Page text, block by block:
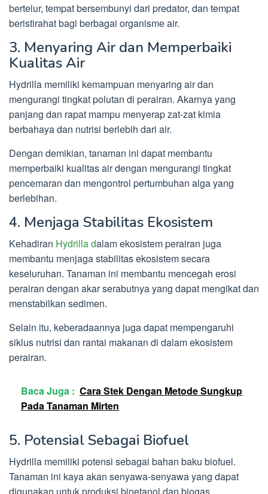
bertelur, tempat bersembunyi dari predator, dan tempat
beristirahat bagi berbagai organisme air.
3. Menyaring Air dan Memperbaiki
Kualitas Air
Hydrilla memiliki kemampuan menyaring air dan
mengurangi tingkat polutan di perairan. Akarnya yang
panjang dan rapat mampu menyerap zat-zat kimia
berbahaya dan nutrisi berlebih dari air.
Dengan demikian, tanaman ini dapat membantu
memperbaiki kualitas air dengan mengurangi tingkat
pencemaran dan mengontrol pertumbuhan alga yang
berlebihan.
4. Menjaga Stabilitas Ekosistem
Kehadiran Hydrilla dalam ekosistem perairan juga
membantu menjaga stabilitas ekosistem secara
keseluruhan. Tanaman ini membantu mencegah erosi
perairan dengan akar serabutnya yang dapat mengikat dan
menstabilkan sedimen.
Selain itu, keberadaannya juga dapat mempengaruhi
siklus nutrisi dan rantai makanan di dalam ekosistem
perairan.
Baca Juga : Cara Stek Dengan Metode Sungkup
Pada Tanaman Mirten
5. Potensial Sebagai Biofuel
Hydrilla memiliki potensi sebagai bahan baku biofuel.
Tanaman ini kaya akan senyawa-senyawa yang dapat